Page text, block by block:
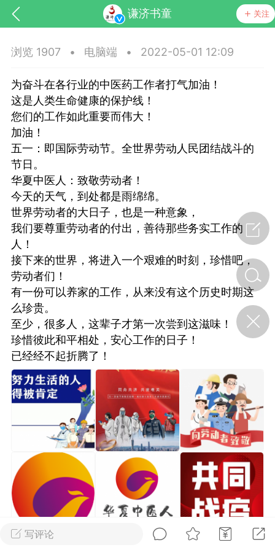
谦济书童 关注
节气气象
特急预警】关
节返乡期间“闪
急提示
0
如何购买【理肺清瘟膏】
【养正护络膏】？
小海（HAi） 2
阳明脉衰：女性
胃经
0
谷气为根，心气为枝——
《黄帝内经》脾胃养心论
写评论
浏览 1907 • 电脑端 • 2022-05-01 12:09
为奋斗在各行业的中医药工作者打气加油！
这是人类生命健康的保护线！
您们的工作如此重要而伟大！
加油！
五一：即国际劳动节。全世界劳动人民团结战斗的
节日。
华夏中医人：致敬劳动者！
今天的天气，到处都是雨绵绵。
世界劳动者的大日子，也是一种意象，
我们要尊重劳动者的付出，善待那些务实工作的
人！
接下来的世界，将进入一个艰难的时刻，珍惜吧，
劳动者们！
有一份可以养家的工作，从来没有这个历史时期这
么珍贵。
至少，很多人，这辈子才第一次尝到这滋味！
珍惜彼此和平相处，安心工作的日子！
已经经不起折腾了！